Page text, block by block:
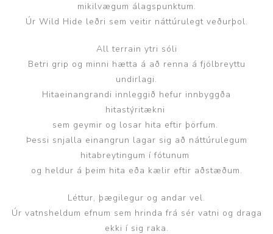
mikilvægum álagspunktum.
Úr Wild Hide leðri sem veitir náttúrulegt veðurþol.
All terrain ytri sóli
Betri grip og minni hætta á að renna á fjölbreyttu
undirlagi.
Hitaeinangrandi innleggið hefur innbyggða
hitastýritækni
sem geymir og losar hita eftir þörfum.
Þessi snjalla einangrun lagar sig að náttúrulegum
hitabreytingum í fótunum
og heldur á þeim hita eða kælir eftir aðstæðum.
Léttur, þægilegur og andar vel.
Úr vatnsheldum efnum sem hrinda frá sér vatni og draga
ekki í sig raka.